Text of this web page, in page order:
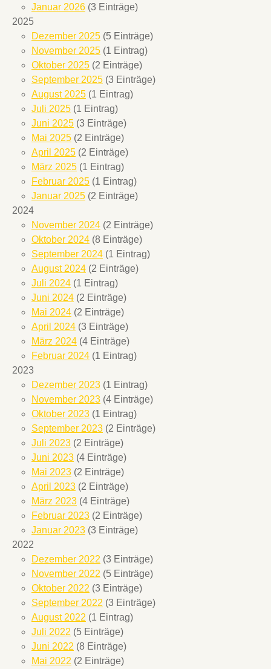
Januar 2026 (3 Einträge)
2025
Dezember 2025 (5 Einträge)
November 2025 (1 Eintrag)
Oktober 2025 (2 Einträge)
September 2025 (3 Einträge)
August 2025 (1 Eintrag)
Juli 2025 (1 Eintrag)
Juni 2025 (3 Einträge)
Mai 2025 (2 Einträge)
April 2025 (2 Einträge)
März 2025 (1 Eintrag)
Februar 2025 (1 Eintrag)
Januar 2025 (2 Einträge)
2024
November 2024 (2 Einträge)
Oktober 2024 (8 Einträge)
September 2024 (1 Eintrag)
August 2024 (2 Einträge)
Juli 2024 (1 Eintrag)
Juni 2024 (2 Einträge)
Mai 2024 (2 Einträge)
April 2024 (3 Einträge)
März 2024 (4 Einträge)
Februar 2024 (1 Eintrag)
2023
Dezember 2023 (1 Eintrag)
November 2023 (4 Einträge)
Oktober 2023 (1 Eintrag)
September 2023 (2 Einträge)
Juli 2023 (2 Einträge)
Juni 2023 (4 Einträge)
Mai 2023 (2 Einträge)
April 2023 (2 Einträge)
März 2023 (4 Einträge)
Februar 2023 (2 Einträge)
Januar 2023 (3 Einträge)
2022
Dezember 2022 (3 Einträge)
November 2022 (5 Einträge)
Oktober 2022 (3 Einträge)
September 2022 (3 Einträge)
August 2022 (1 Eintrag)
Juli 2022 (5 Einträge)
Juni 2022 (8 Einträge)
Mai 2022 (2 Einträge)